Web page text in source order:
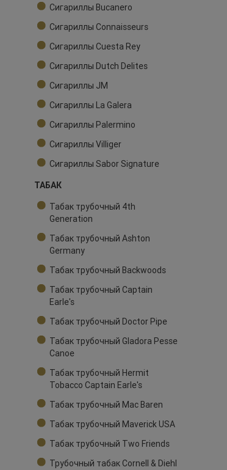
Сигариллы Bucanero
Сигариллы Connaisseurs
Сигариллы Cuesta Rey
Сигариллы Dutch Delites
Сигариллы JM
Сигариллы La Galera
Сигариллы Palermino
Сигариллы Villiger
Сигариллы Sabor Signature
ТАБАК
Табак трубочный 4th
Generation
Табак трубочный Ashton
Germany
Табак трубочный Backwoods
Табак трубочный Captain
Earle's
Табак трубочный Doctor Pipe
Табак трубочный Gladora Pesse
Canoe
Табак трубочный Hermit
Tobacco Captain Earle's
Табак трубочный Mac Baren
Табак трубочный Maverick USA
Табак трубочный Two Friends
Трубочный табак Cornell & Diehl